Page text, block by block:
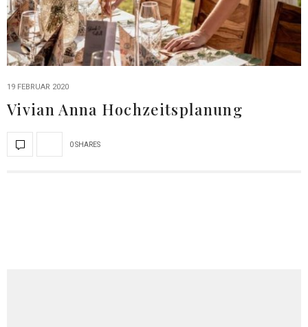
19 FEBRUAR 2020
Vivian Anna Hochzeitsplanung
0 SHARES